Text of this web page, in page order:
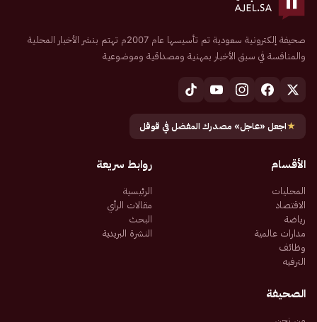
صحيفة إلكترونية سعودية تم تأسيسها عام 2007م تهتم بنشر الأخبار المحلية
والمنافسة في سبق الأخبار بمهنية ومصداقية وموضوعية
★اجعل «عاجل» مصدرك المفضل في قوقل
الأقسام
المحليات
الاقتصاد
رياضة
مدارات عالمية
وظائف
الترفيه
روابط سريعة
الرئيسية
مقالات الرأي
البحث
النشرة البريدية
الصحيفة